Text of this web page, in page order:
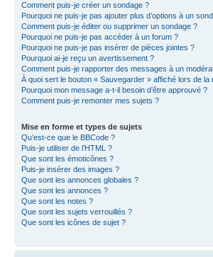
Comment puis-je créer un sondage ?
Pourquoi ne puis-je pas ajouter plus d’options à un
Comment puis-je éditer ou supprimer un sondage ?
Pourquoi ne puis-je pas accéder à un forum ?
Pourquoi ne puis-je pas insérer de pièces jointes ?
Pourquoi ai-je reçu un avertissement ?
Comment puis-je rapporter des messages à un
À quoi sert le bouton « Sauvegarder » affiché lors de la
Pourquoi mon message a-t-il besoin d’être approuvé ?
Comment puis-je remonter mes sujets ?
Mise en forme et types de sujets
Qu’est-ce que le BBCode ?
Puis-je utiliser de l’HTML ?
Que sont les émoticônes ?
Puis-je insérer des images ?
Que sont les annonces globales ?
Que sont les annonces ?
Que sont les notes ?
Que sont les sujets verrouillés ?
Que sont les icônes de sujet ?